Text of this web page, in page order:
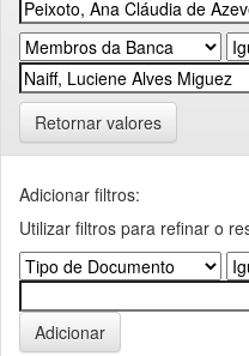
Retornar valores
Adicionar filtros:
Utilizar filtros para refinar o